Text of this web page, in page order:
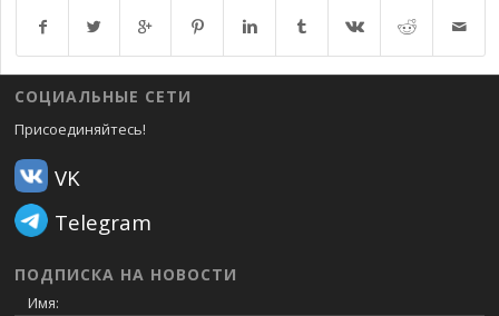
Возврат к списку
СОЦИАЛЬНЫЕ СЕТИ
Присоединяйтесь!
VK
Telegram
ПОДПИСКА НА НОВОСТИ
Имя: